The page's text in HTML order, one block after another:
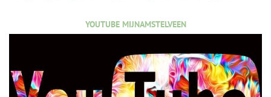
YOUTUBE MIJNAMSTELVEEN